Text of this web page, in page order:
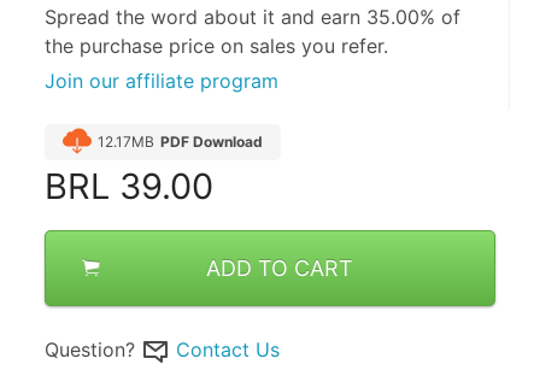
Spread the word about it and earn 35.00% of
the purchase price on sales you refer.
Join our affiliate program
12.17MB PDF Download
BRL 39.00
ADD TO CART
Question? Contact Us